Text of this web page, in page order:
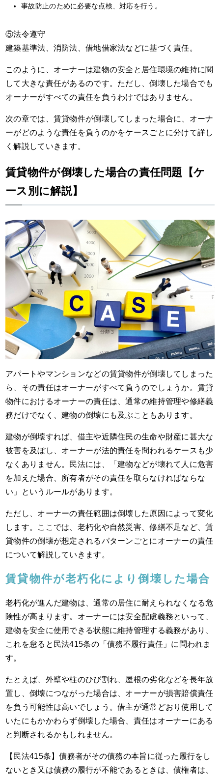
事故防止のために必要な点検、対応を行う。
⑤法令遵守
建築基準法、消防法、借地借家法などに基づく責任。
このように、オーナーは建物の安全と居住環境の維持に関
して大きな責任があるのです。ただし、倒壊した場合でも
オーナーがすべての責任を負うわけではありません。
次の章では、賃貸物件が倒壊してしまった場合に、オーナ
ーがどのような責任を負うのかをケースごとに分けて詳し
く解説していきます。
賃貸物件が倒壊した場合の責任問題【ケ
ース別に解説】
アパートやマンションなどの賃貸物件が倒壊してしまった
ら、その責任はオーナーがすべて負うのでしょうか。賃貸
物件におけるオーナーの責任は、通常の維持管理や修繕義
務だけでなく、建物の倒壊にも及ぶこともあります。
建物が倒壊すれば、借主や近隣住民の生命や財産に甚大な
被害を及ぼし、オーナーが法的責任を問われるケースも少
なくありません。民法には、「建物などが壊れて人に危害
を加えた場合、所有者がその責任を取らなければならな
い」というルールがあります。
ただし、オーナーの責任範囲は倒壊した原因によって変化
します。ここでは、老朽化や自然災害、修繕不足など、賃
貸物件の倒壊が想定されるパターンごとにオーナーの責任
について解説していきます。
賃貸物件が老朽化により倒壊した場合
老朽化が進んだ建物は、通常の居住に耐えられなくなる危
険性が高まります。オーナーには安全配慮義務といって、
建物を安全に使用できる状態に維持管理する義務があり、
これを怠ると民法415条の「債務不履行責任」に問われま
す。
たとえば、外壁や柱のひび割れ、屋根の劣化などを長年放
置し、倒壊につながった場合は、オーナーが損害賠償責任
を負う可能性は高いでしょう。借主が通常どおり使用して
いたにもかかわらず倒壊した場合、責任はオーナーにある
と判断されるかもしれません。
【民法415条】債務者がその債務の本旨に従った履行をし
ないとき又は債務の履行が不能であるときは、債権者は、